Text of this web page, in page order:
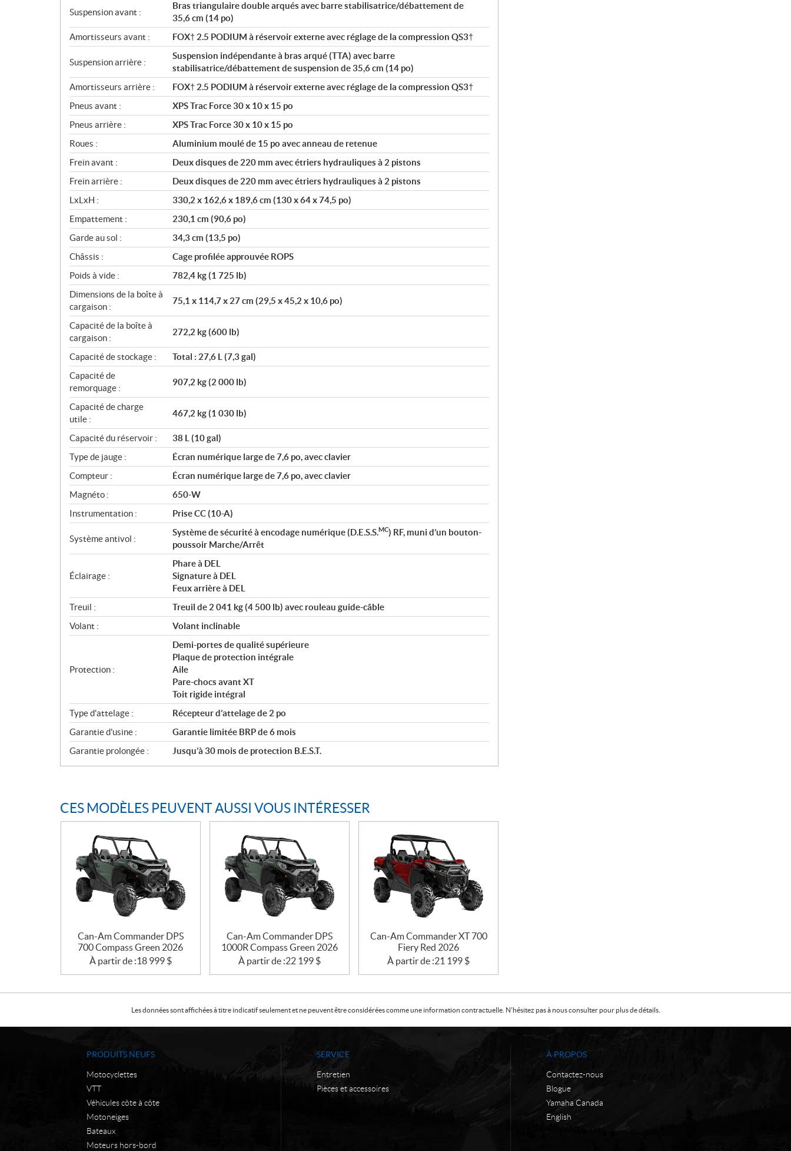
Suspension avant :
Bras triangulaire double arqués avec barre stabilisatrice/débattement de
35,6 cm (14 po)
Amortisseurs avant :
FOX† 2.5 PODIUM à réservoir externe avec réglage de la compression QS3†
Suspension arrière :
Suspension indépendante à bras arqué (TTA) avec barre
stabilisatrice/débattement de suspension de 35,6 cm (14 po)
Amortisseurs arrière :
FOX† 2.5 PODIUM à réservoir externe avec réglage de la compression QS3†
Pneus avant :
XPS Trac Force 30 x 10 x 15 po
Pneus arrière :
XPS Trac Force 30 x 10 x 15 po
Roues :
Aluminium moulé de 15 po avec anneau de retenue
Frein avant :
Deux disques de 220 mm avec étriers hydrauliques à 2 pistons
Frein arrière :
Deux disques de 220 mm avec étriers hydrauliques à 2 pistons
LxLxH :
330,2 x 162,6 x 189,6 cm (130 x 64 x 74,5 po)
Empattement :
230,1 cm (90,6 po)
Garde au sol :
34,3 cm (13,5 po)
Châssis :
Cage profilée approuvée ROPS
Poids à vide :
782,4 kg (1 725 lb)
Dimensions de la boîte à
cargaison :
75,1 x 114,7 x 27 cm (29,5 x 45,2 x 10,6 po)
Capacité de la boîte à
cargaison :
272,2 kg (600 lb)
Capacité de stockage :
Total : 27,6 L (7,3 gal)
Capacité de
remorquage :
907,2 kg (2 000 lb)
Capacité de charge
utile :
467,2 kg (1 030 lb)
Capacité du réservoir :
38 L (10 gal)
Type de jauge :
Écran numérique large de 7,6 po, avec clavier
Compteur :
Écran numérique large de 7,6 po, avec clavier
Magnéto :
650-W
Instrumentation :
Prise CC (10-A)
Système antivol :
Système de sécurité à encodage numérique (D.E.S.S.MC) RF, muni d’un bouton-
poussoir Marche/Arrêt
Éclairage :
Phare à DEL
Signature à DEL
Feux arrière à DEL
Treuil :
Treuil de 2 041 kg (4 500 lb) avec rouleau guide-câble
Volant :
Volant inclinable
Protection :
Demi-portes de qualité supérieure
Plaque de protection intégrale
Aile
Pare-chocs avant XT
Toit rigide intégral
Type d'attelage :
Récepteur d’attelage de 2 po
Garantie d'usine :
Garantie limitée BRP de 6 mois
Garantie prolongée :
Jusqu’à 30 mois de protection B.E.S.T.
CES MODÈLES PEUVENT AUSSI VOUS INTÉRESSER
Can-Am Commander DPS
700 Compass Green 2026
À partir de :18 999 $
Can-Am Commander DPS
1000R Compass Green 2026
À partir de :22 199 $
Can-Am Commander XT 700
Fiery Red 2026
À partir de :21 199 $
Les données sont affichées à titre indicatif seulement et ne peuvent être considérées comme une information contractuelle. N'hésitez pas à nous consulter pour plus de détails.
PRODUITS NEUFS
Motocyclettes
VTT
Véhicules côte à côte
Motoneiges
Bateaux
Moteurs hors-bord
SERVICE
Entretien
Pièces et accessoires
À PROPOS
Contactez-nous
Blogue
Yamaha Canada
English